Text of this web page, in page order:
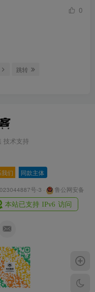
0
跳转
技术支持
们 同款主体
号-3 ·
鲁公网安备